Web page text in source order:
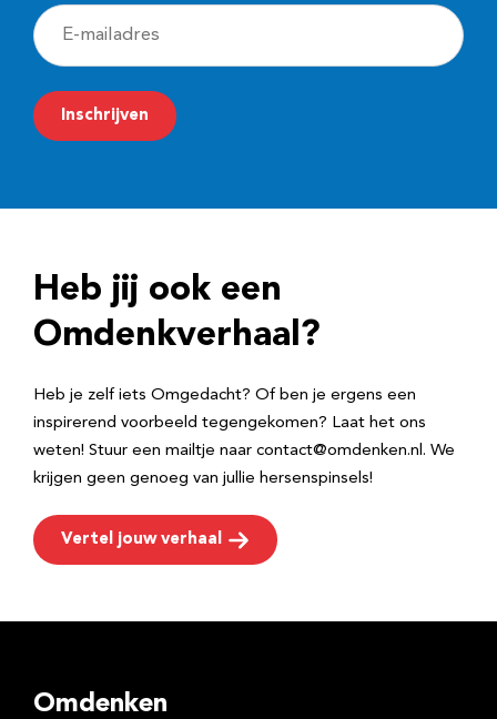
E
-
m
a
r
e
Inschrijven
Heb jij ook een
Omdenkverhaal?
Heb je zelf iets Omgedacht? Of ben je ergens een
inspirerend voorbeeld tegengekomen? Laat het ons
weten! Stuur een mailtje naar contact@omdenken.nl. We
krijgen geen genoeg van jullie hersenspinsels!
Vertel jouw verhaal
Omdenken